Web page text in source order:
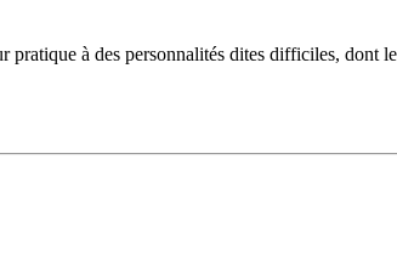
pratique à des personnalités dites difficiles,